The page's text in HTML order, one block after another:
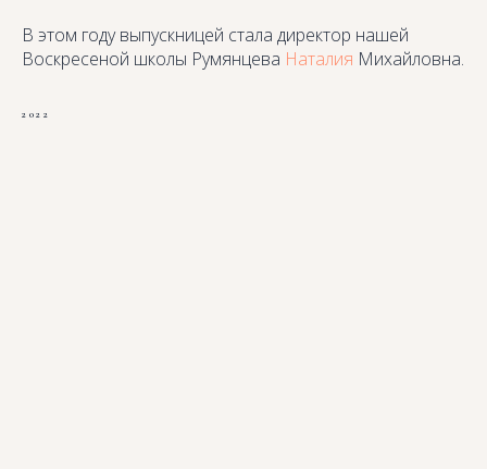
В этом году выпускницей стала директор нашей
Воскресеной школы Румянцева Наталия Михайловна.
2022